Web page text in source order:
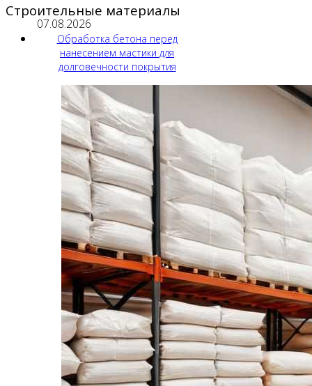
Строительные материалы
07.08.2026
Обработка бетона перед
нанесением мастики для
долговечности покрытия